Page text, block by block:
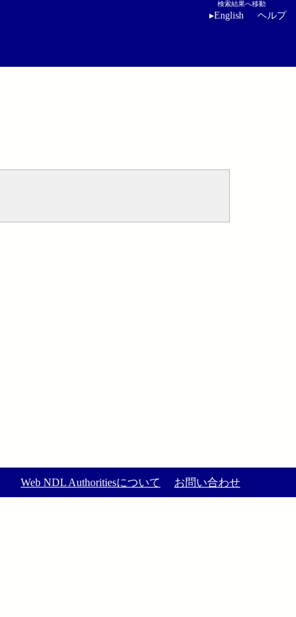
検索結果へ移動
▸English ヘルプ
Web NDL Authoritiesについて お問い合わせ